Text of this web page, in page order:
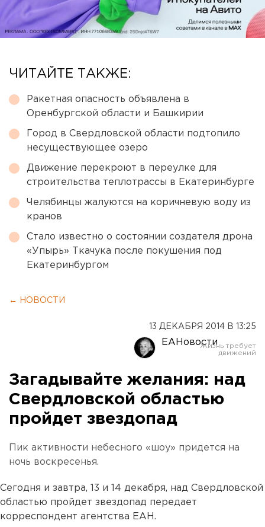
ЧИТАЙТЕ ТАКЖЕ:
Ракетная опасность объявлена в
Оренбургской области и Башкирии
Город в Свердловской области подтопило
несуществующее озеро
Движение перекроют в переулке для
строительства теплотрассы в Екатеринбурге
Челябинцы жалуются на коричневую воду из
кранов
Стало известно о состоянии создателя дрона
«Упырь» Ткачука после покушения под
Екатеринбургом
← НОВОСТИ
13 ДЕКАБРЯ 2014 В 13:25
ЕАНовости
Загадывайте желания: над
Свердловской областью
пройдет звездопад
Пик активности небесного «шоу» придется на
ночь воскресенья.
Сегодня и завтра, 13 и 14 декабря, над Свердловской
областью пройдет звездопад передает
корреспондент агентства ЕАН.